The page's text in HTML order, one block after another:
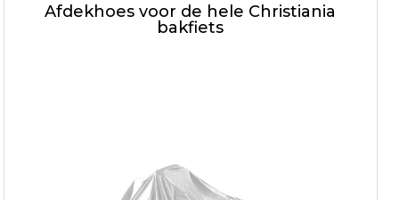
Afdekhoes voor de hele Christiania
bakfiets